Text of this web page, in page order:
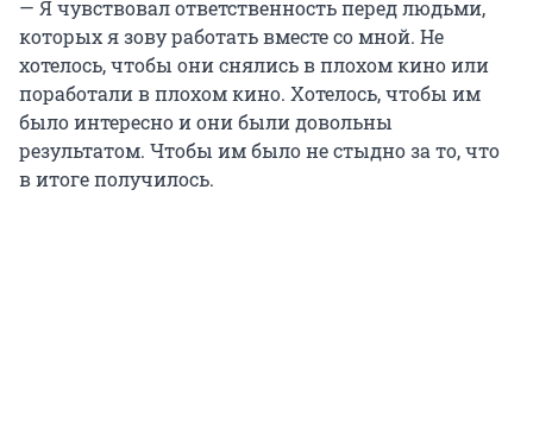
— Я чувствовал ответственность перед людьми,
которых я зову работать вместе со мной. Не
хотелось, чтобы они снялись в плохом кино или
поработали в плохом кино. Хотелось, чтобы им
было интересно и они были довольны
результатом. Чтобы им было не стыдно за то, что
в итоге получилось.